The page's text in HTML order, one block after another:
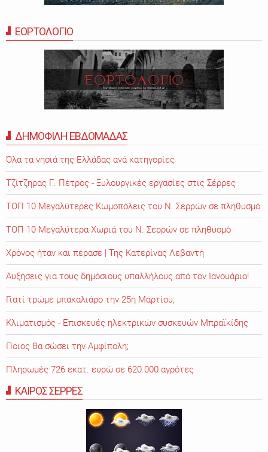
ΕΟΡΤΟΛΟΓΙΟ
ΔΗΜΟΦΙΛΗ ΕΒΔΟΜΑΔΑΣ
Όλα τα νησιά της Ελλάδας ανά κατηγορίες
Τζίτζηρας Γ. Πέτρος - Ξυλουργικές εργασίες στις Σέρρες
ΤΟΠ 10 Μεγαλύτερες Κωμοπόλεις του Ν. Σερρών σε πληθυσμό
ΤΟΠ 10 Μεγαλύτερα Χωριά του Ν. Σερρών σε πληθυσμό
Χρόνος ήταν και πέρασε | Της Κατερίνας Λεβαντή
Αυξήσεις για τους δημόσιους υπαλλήλους από τον Ιανουάριο!
Γιατί τρώμε μπακαλιάρο την 25η Μαρτίου;
Κλιματισμός - Επισκευές ηλεκτρικών συσκευών Μπραϊκίδης
Ποιος θα σώσει την Αμφίπολη;
Πληρωμές 726 εκατ. ευρώ σε 620.000 αγρότες
ΚΑΙΡΟΣ ΣΕΡΡΕΣ